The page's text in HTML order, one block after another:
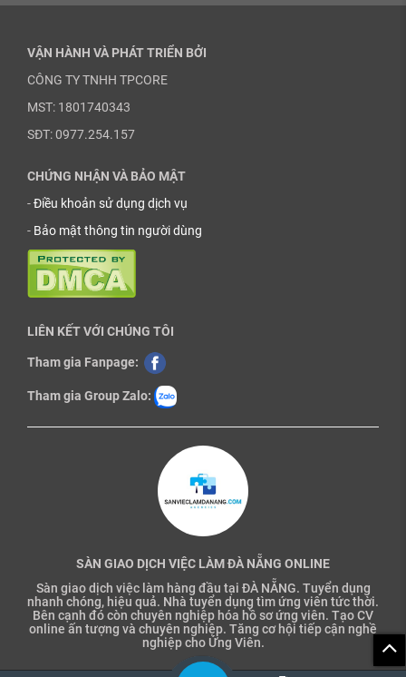
VẬN HÀNH VÀ PHÁT TRIỂN BỞI
CÔNG TY TNHH TPCORE
MST: 1801740343
SĐT: 0977.254.157
CHỨNG NHẬN VÀ BẢO MẬT
-Điều khoản sử dụng dịch vụ
- Bảo mật thông tin người dùng
LIÊN KẾT VỚI CHÚNG TÔI
Tham gia Fanpage:
Tham gia Group Zalo:
SÀN GIAO DỊCH VIỆC LÀM ĐÀ NẴNG ONLINE
Sàn giao dịch việc làm hàng đầu tại ĐÀ NẴNG. Tuyển dụng
nhanh chóng, hiệu quả. Nhà tuyển dụng tìm ứng viên tức thời.
Bên cạnh đó còn chuyên nghiệp hóa hồ sơ ứng viên. Tạo CV
online ấn tượng và chuyên nghiệp. Tăng cơ hội tiếp cận nghề
nghiệp cho Ứng Viên.